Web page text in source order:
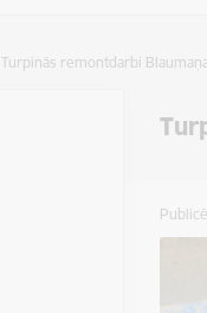
Turpinās remontdarbi